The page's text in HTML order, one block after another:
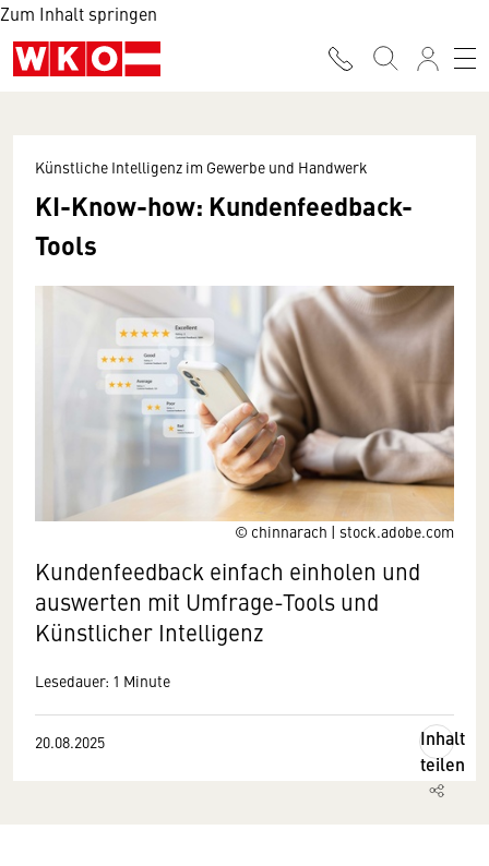
Zum Inhalt springen
© chinnarach | stock.adobe.com
Künstliche Intelligenz im Gewerbe und Handwerk
KI-Know-how: Kundenfeedback-
Tools
Kundenfeedback einfach einholen und
auswerten mit Umfrage-Tools und
Künstlicher Intelligenz
Lesedauer: 1 Minute
20.08.2025
Inhalt
teilen